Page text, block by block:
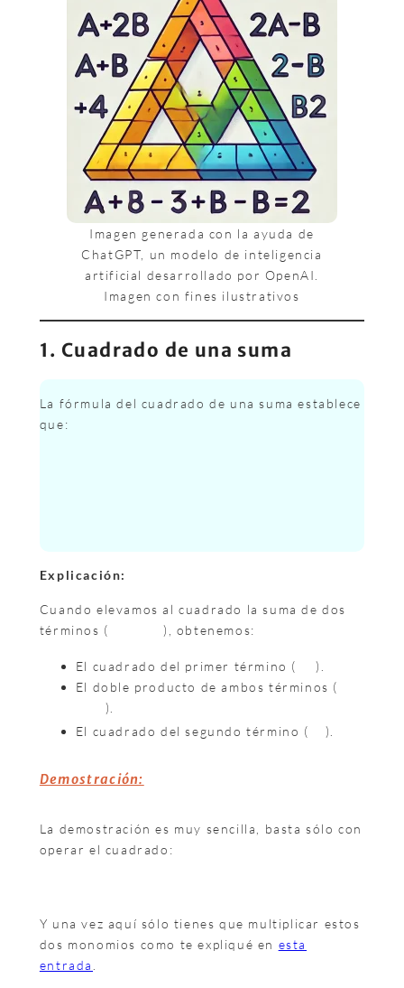
Imagen generada con la ayuda de
ChatGPT, un modelo de inteligencia
artificial desarrollado por OpenAI.
Imagen con fines ilustrativos
1. Cuadrado de una suma
La fórmula del cuadrado de una suma establece
que:
Explicación:
Cuando elevamos al cuadrado la suma de dos
términos (
), obtenemos:
El cuadrado del primer término (
).
El doble producto de ambos términos (
).
El cuadrado del segundo término (
).
Demostración:
La demostración es muy sencilla, basta sólo con
operar el cuadrado:
Y una vez aquí sólo tienes que multiplicar estos
dos monomios como te expliqué en esta
entrada